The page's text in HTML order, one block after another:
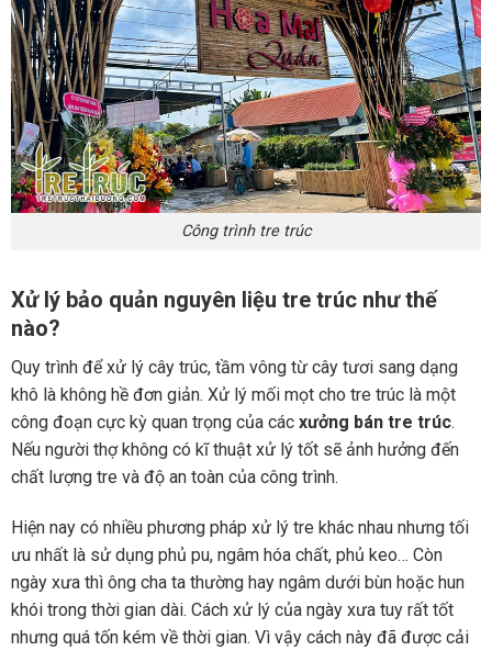
Công trình tre trúc
Xử lý bảo quản nguyên liệu tre trúc như thế
nào?
Quy trình để xử lý cây trúc, tầm vông từ cây tươi sang dạng
khô là không hề đơn giản. Xử lý mối mọt cho tre trúc là một
công đoạn cực kỳ quan trọng của các xưởng bán tre trúc.
Nếu người thợ không có kĩ thuật xử lý tốt sẽ ảnh hưởng đến
chất lượng tre và độ an toàn của công trình.
Hiện nay có nhiều phương pháp xử lý tre khác nhau nhưng tối
ưu nhất là sử dụng phủ pu, ngâm hóa chất, phủ keo… Còn
ngày xưa thì ông cha ta thường hay ngâm dưới bùn hoặc hun
khói trong thời gian dài. Cách xử lý của ngày xưa tuy rất tốt
nhưng quá tốn kém về thời gian. Vì vậy cách này đã được cải